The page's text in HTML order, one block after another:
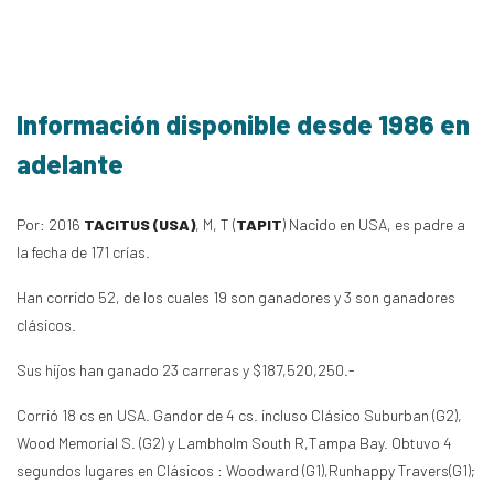
Información disponible desde 1986 en
adelante
Por: 2016 TACITUS (USA), M, T (TAPIT) Nacido en USA, es padre a
la fecha de 171 crías.
Han corrido 52, de los cuales 19 son ganadores y 3 son ganadores
clásicos.
Sus hijos han ganado 23 carreras y $187,520,250.-
Corrió 18 cs en USA. Gandor de 4 cs. incluso Clásico Suburban (G2),
Wood Memorial S. (G2) y Lambholm South R,Tampa Bay. Obtuvo 4
segundos lugares en Clásicos : Woodward (G1),Runhappy Travers(G1);